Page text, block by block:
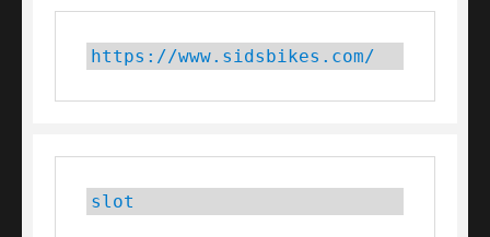
https://www.sidsbikes.com/
slot